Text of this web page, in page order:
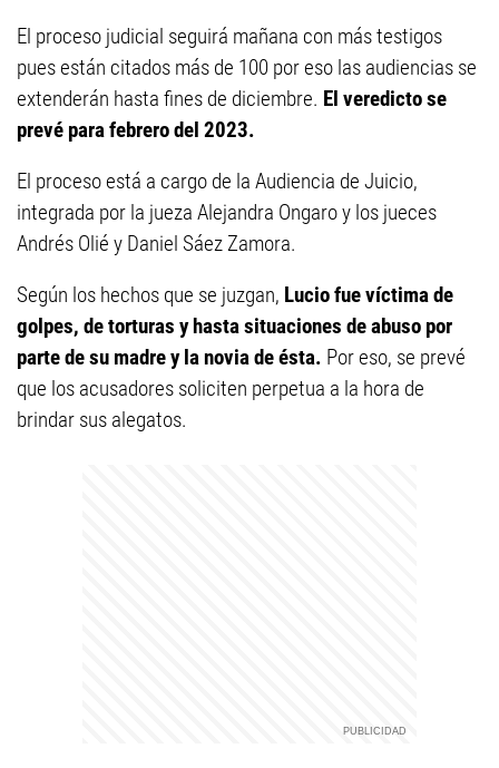
El proceso judicial seguirá mañana con más testigos
pues están citados más de 100 por eso las audiencias se
extenderán hasta fines de diciembre. El veredicto se
prevé para febrero del 2023.
El proceso está a cargo de la Audiencia de Juicio,
integrada por la jueza Alejandra Ongaro y los jueces
Andrés Olié y Daniel Sáez Zamora.
Según los hechos que se juzgan, Lucio fue víctima de
golpes, de torturas y hasta situaciones de abuso por
parte de su madre y la novia de ésta. Por eso, se prevé
que los acusadores soliciten perpetua a la hora de
brindar sus alegatos.